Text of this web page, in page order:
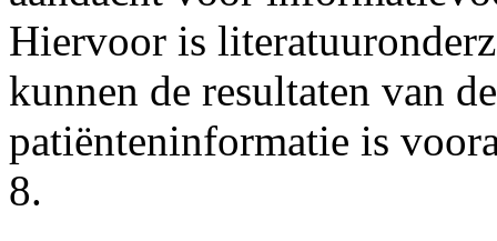
Hiervoor is
kunnen de resultaten van
patiënteninformatie is
8.